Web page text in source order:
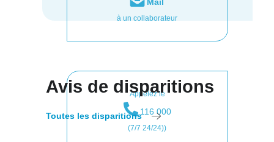
Mail
à un collaborateur
Appelez le
116 000
(7/7 24/24))
Avis de disparitions
Toutes les disparitions